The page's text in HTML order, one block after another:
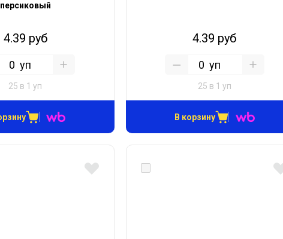
персиковый
4.39 руб
уп
25 в 1 уп
4.39 руб
уп
25 в 1 уп
В корзину